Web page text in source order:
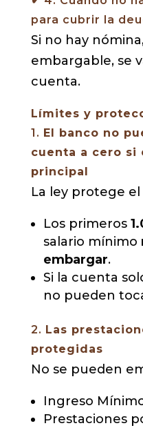
para cubrir la
Si no hay
embargable, se
cuenta.
Límites y
1. El banco no
cuenta a cero si
principal
La ley protege el
Los primeros
salario mínimo
embargar.
Si la cuenta
no pueden
2. Las
protegidas
No se pueden
Ingreso
Prestaciones